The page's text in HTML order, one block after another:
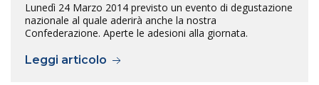
Lunedì 24 Marzo 2014 previsto un evento di degustazione
nazionale al quale aderirà anche la nostra
Confederazione. Aperte le adesioni alla giornata.
Leggi articolo